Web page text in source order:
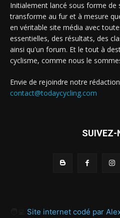
Initialement lancé sous forme de
transforme au fur et à mesure
en véritable site média avec
essentielles, des résultats, des
ainsi qu'un forum. Et le tout à
cyclisme, comme nous le
Envie de rejoindre notre
contact@todaycycling.com
SUIVEZ-
Site internet codé par